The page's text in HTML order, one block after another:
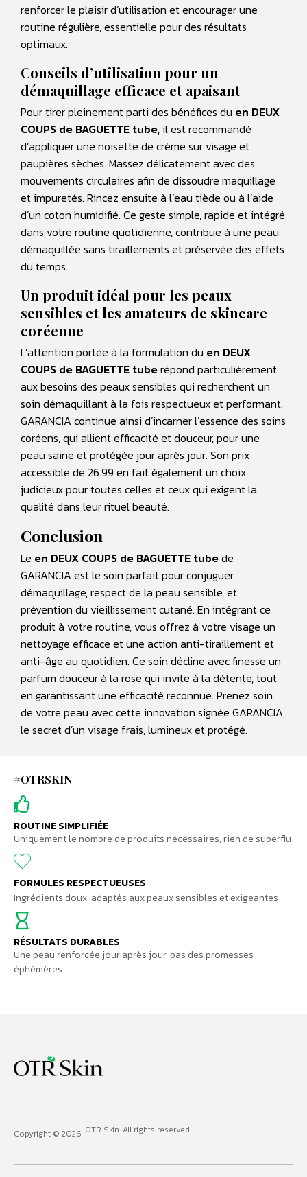
renforcer le plaisir d’utilisation et encourager une
routine régulière, essentielle pour des résultats
optimaux.
Conseils d’utilisation pour un
démaquillage efficace et apaisant
Pour tirer pleinement parti des bénéfices du en DEUX
COUPS de BAGUETTE tube, il est recommandé
d’appliquer une noisette de crème sur visage et
paupières sèches. Massez délicatement avec des
mouvements circulaires afin de dissoudre maquillage
et impuretés. Rincez ensuite à l’eau tiède ou à l’aide
d’un coton humidifié. Ce geste simple, rapide et intégré
dans votre routine quotidienne, contribue à une peau
démaquillée sans tiraillements et préservée des effets
du temps.
Un produit idéal pour les peaux
sensibles et les amateurs de skincare
coréenne
L’attention portée à la formulation du en DEUX
COUPS de BAGUETTE tuberépond particulièrement
aux besoins des peaux sensibles qui recherchent un
soin démaquillant à la fois respectueux et performant.
GARANCIA continue ainsi d’incarner l’essence des soins
coréens, qui allient efficacité et douceur, pour une
peau saine et protégée jour après jour. Son prix
accessible de 26.99 en fait également un choix
judicieux pour toutes celles et ceux qui exigent la
qualité dans leur rituel beauté.
Conclusion
Le en DEUX COUPS de BAGUETTE tubede
GARANCIA est le soin parfait pour conjuguer
démaquillage, respect de la peau sensible, et
prévention du vieillissement cutané. En intégrant ce
produit à votre routine, vous offrez à votre visage un
nettoyage efficace et une action anti-tiraillement et
anti-âge au quotidien. Ce soin décline avec finesse un
parfum douceur à la rose qui invite à la détente, tout
en garantissant une efficacité reconnue. Prenez soin
de votre peau avec cette innovation signée GARANCIA,
le secret d’un visage frais, lumineux et protégé.
#OTRSKIN
ROUTINE SIMPLIFIÉE
Uniquement le nombre de produits nécessaires, rien de superflu
FORMULES RESPECTUEUSES
Ingrédients doux, adaptés aux peaux sensibles et exigeantes
RÉSULTATS DURABLES
Une peau renforcée jour après jour, pas des promesses
éphémères
Copyright © 2026 OTR Skin. All rights reserved.